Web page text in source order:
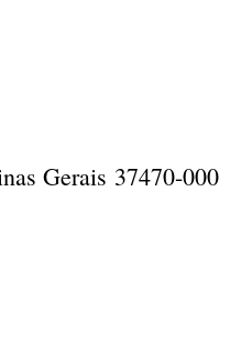
Gerais 37470-000